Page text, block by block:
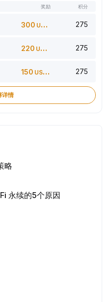
奖励 积分
300 USDT 275
220 USDT 275
150 USDT 275
详情
略
永续的5个原因